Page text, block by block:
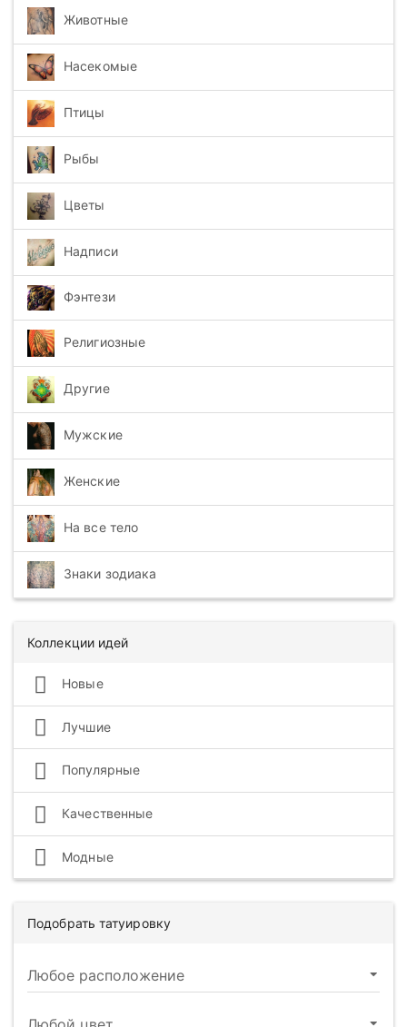
Животные
Насекомые
Птицы
Рыбы
Цветы
Надписи
Фэнтези
Религиозные
Другие
Мужские
Женские
На все тело
Знаки зодиака
Коллекции идей
Новые
Лучшие
Популярные
Качественные
Модные
Подобрать татуировку